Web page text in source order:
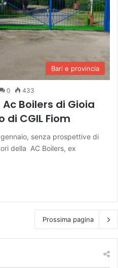
Bari e provincia
0 433
Boilers di Gioia
di CGIL Fiom
senza prospettive di
della AC Boilers, ex
Prossima pagina